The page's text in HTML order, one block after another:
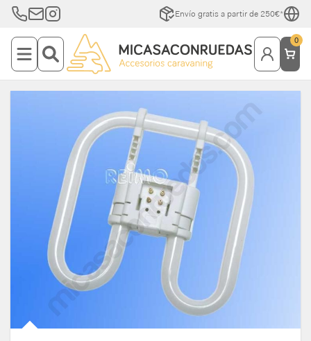
Envío gratis a partir de 250€*
0